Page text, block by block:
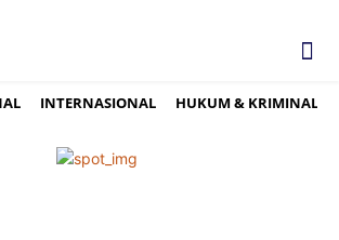
INTERNASIONAL HUKUM & KRIMINAL